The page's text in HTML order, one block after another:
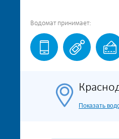
Водомат принимает:
Показать